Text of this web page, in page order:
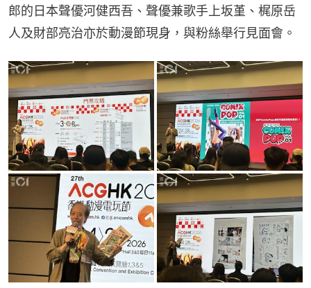
郎的日本聲優河健西吾、聲優兼歌手上坂堇、梶原岳
人及財部亮治亦於動漫節現身，與粉絲舉行見面會。